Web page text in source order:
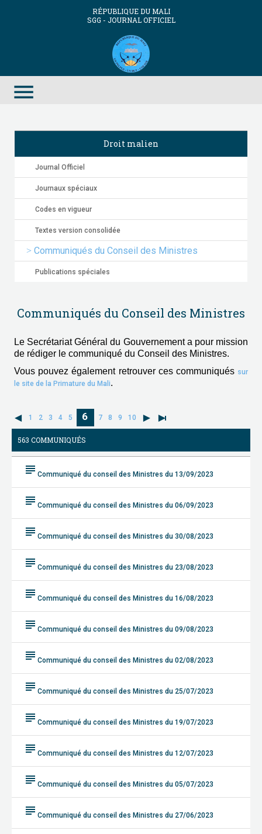
RÉPUBLIQUE DU MALI
SGG - JOURNAL OFFICIEL
menu
Droit malien
Journal Officiel
Journaux spéciaux
Codes en vigueur
Textes version consolidée
Communiqués du Conseil des Ministres
Publications spéciales
Communiqués du Conseil des Ministres
Le Secrétariat Général du Gouvernement a pour mission
de rédiger le communiqué du Conseil des Ministres.
Vous pouvez également retrouver ces communiqués sur
le site de la Primature du Mali.
1 2 3 4 5 6 7 8 9 10
563 COMMUNIQUÉS
subject Communiqué du conseil des Ministres du 13/09/2023
subject Communiqué du conseil des Ministres du 06/09/2023
subject Communiqué du conseil des Ministres du 30/08/2023
subject Communiqué du conseil des Ministres du 23/08/2023
subject Communiqué du conseil des Ministres du 16/08/2023
subject Communiqué du conseil des Ministres du 09/08/2023
subject Communiqué du conseil des Ministres du 02/08/2023
subject Communiqué du conseil des Ministres du 25/07/2023
subject Communiqué du conseil des Ministres du 19/07/2023
subject Communiqué du conseil des Ministres du 12/07/2023
subject Communiqué du conseil des Ministres du 05/07/2023
subject Communiqué du conseil des Ministres du 27/06/2023